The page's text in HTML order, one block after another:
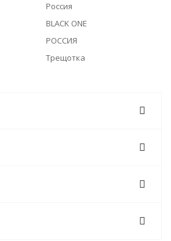
Россия
BLACK ONE
РОССИЯ
Трещотка